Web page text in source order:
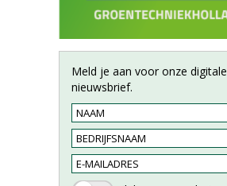
Meld je aan voor onze digitale
nieuwsbrief.